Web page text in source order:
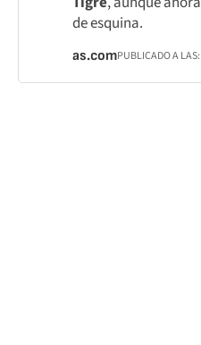
de esquina.
as.comPUBLICADO A LAS: